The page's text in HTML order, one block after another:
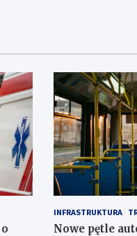
INFRASTRUKTURA
Nowe pętle